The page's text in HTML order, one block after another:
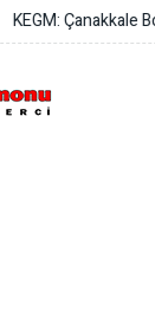
KEGM: Çanakkale